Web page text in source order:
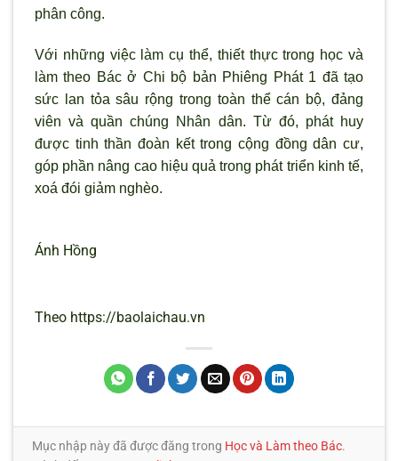
phân công.
Với những việc làm cụ thể, thiết thực trong học và
làm theo Bác ở Chi bộ bản Phiêng Phát 1 đã tạo
sức lan tỏa sâu rộng trong toàn thể cán bộ, đảng
viên và quần chúng Nhân dân. Từ đó, phát huy
được tinh thần đoàn kết trong cộng đồng dân cư,
góp phần nâng cao hiệu quả trong phát triển kinh tế,
xoá đói giảm nghèo.
Ánh Hồng
Theo https://baolaichau.vn
Mục nhập này đã được đăng trong Học và Làm theo Bác.